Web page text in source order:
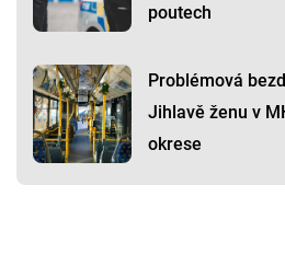
poutech
Problémová
Jihlavě ženu v
okrese